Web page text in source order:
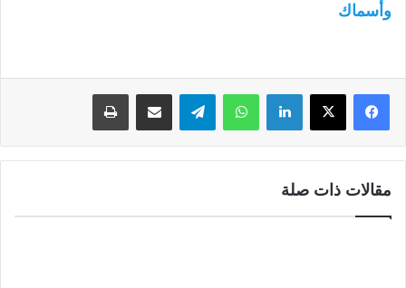
وأسماك
لينكدإن واتساب
مقالات ذات صلة